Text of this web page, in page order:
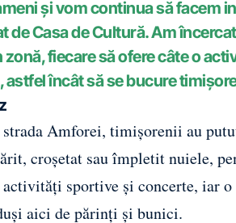
și vom continua să facem
Casa de Cultură. Am
fiecare să ofere câte o
încât să se bucure
Amforei, timișorenii au
croșetat sau împletit nuiele,
sportive și concerte, iar
aici de părinți și bunici.